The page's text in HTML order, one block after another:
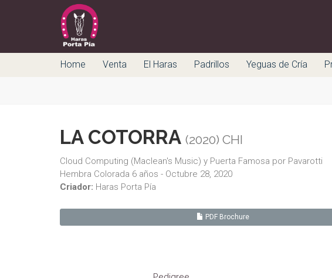
Home Venta El Haras Padrillos Yeguas de Cría
LA COTORRA (2020) CHI
Cloud Computing (Maclean's Music) y Puerta Famosa por Pavarotti
Hembra Colorada 6 años - Octubre 28, 2020
Criador: Haras Porta Pía
PDF Brochure